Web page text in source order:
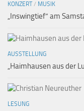
KONZERT/ MUSIK
„Inswingtief“ am
AUSSTELLUNG
„Haimhausen aus der
LESUNG